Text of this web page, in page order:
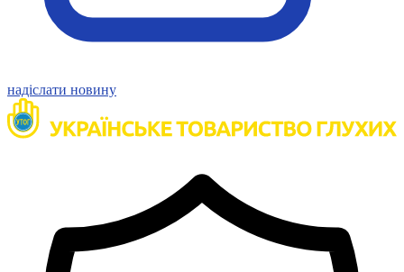
Дошкільна освіта
Загальна освіта
Правознавство
Реєстр перекладачів жестової мови Українського
товариства глухих
Підготовка перекладачів
"Сервіс УТОГ"
Атестація
Безбар'єрність для глухих
надіслати новину